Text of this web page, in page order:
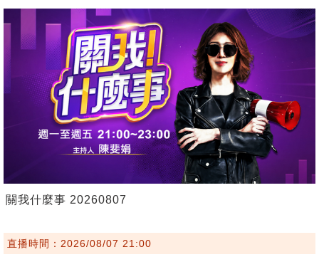
關我什麼事 20260807
直播時間：2026/08/07 21:00